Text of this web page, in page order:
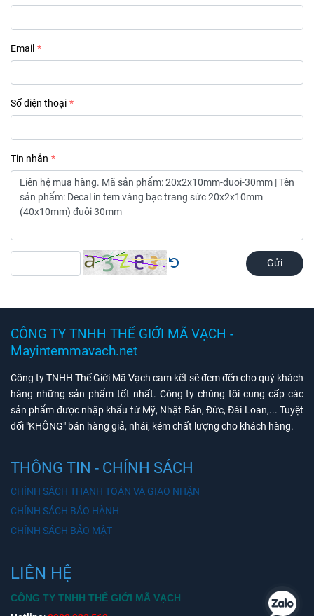
Email
Số điện thoại
Tin nhắn
Gửi
CÔNG TY TNHH THẾ GIỚI MÃ VẠCH -
Mayintemmavach.net
Công ty TNHH Thế Giới Mã Vạch cam kết sẽ đem đến cho quý khách
hàng những sản phẩm tốt nhất. Công ty chúng tôi cung cấp các
sản phẩm được nhập khẩu từ Mỹ, Nhật Bản, Đức, Đài Loan,... Tuyệt
đối "KHÔNG" bán hàng giả, nhái, kém chất lượng cho khách hàng.
THÔNG TIN - CHÍNH SÁCH
CHÍNH SÁCH THANH TOÁN VÀ GIAO NHẬN
CHÍNH SÁCH BẢO HÀNH
CHÍNH SÁCH BẢO MẬT
LIÊN HỆ
CÔNG TY TNHH THẾ GIỚI MÃ VẠCH